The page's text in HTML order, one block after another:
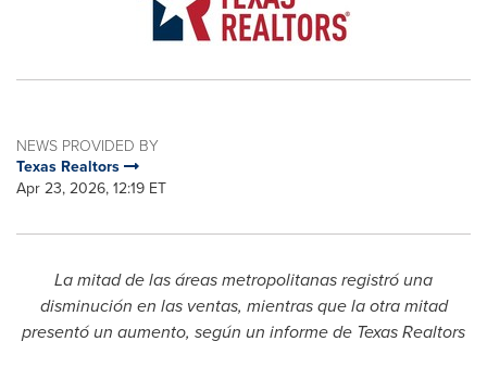
NEWS PROVIDED BY
Texas Realtors
Apr 23, 2026, 12:19 ET
La mitad de las áreas metropolitanas registró una
disminución en las ventas, mientras que la otra mitad
presentó un aumento, según un informe de Texas Realtors